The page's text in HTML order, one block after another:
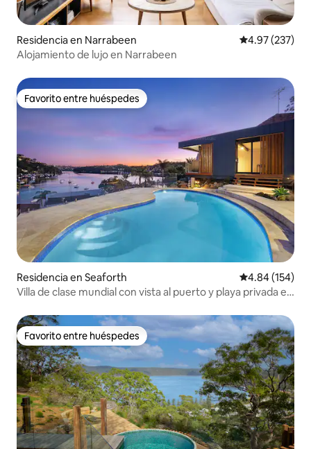
Residencia en Narrabeen Calificación
4.97 (237)
Alojamiento de lujo en Narrabeen
Favorito entre huéspedes
Favorito entre huéspedes
Residencia en Seaforth Calificación
4.84 (154)
Villa de clase mundial con vista al puerto y playa privada en
Favorito entre huéspedes
Favorito entre huéspedes